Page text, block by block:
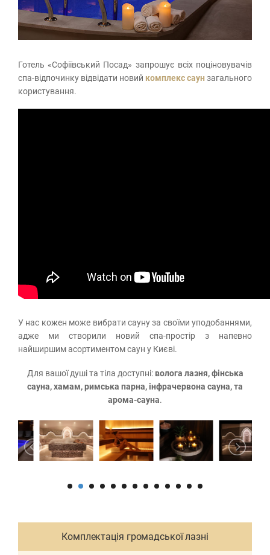
Готель «Софіївський Посад» запрошує всіх поціновувачів
спа-відпочинку відвідати новий комплекс саунзагального
користування.
У нас кожен може вибрати сауну за своїми уподобаннями,
адже ми створили новий спа-простір з напевно
найширшим асортиментом саун у Києві.
Для вашої душі та тіла доступні: волога лазня, фінська
сауна, хамам, римська парна, інфрачервона сауна, та
арома-сауна.
Комплектація громадської лазні